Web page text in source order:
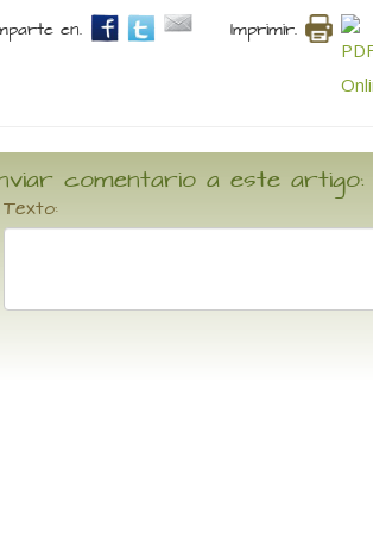
en. Imprimir.
comentario a este artigo:
Texto: